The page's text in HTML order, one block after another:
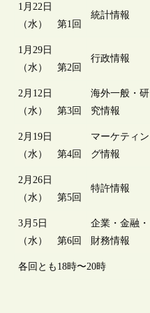
1月22日
（水） 第1回
統計情報
1月29日
（水） 第2回
行政情報
2月12日
（水） 第3回
海外一般・研
究情報
2月19日
（水） 第4回
マーケティン
グ情報
2月26日
（水） 第5回
特許情報
3月5日
（水） 第6回
企業・金融・
財務情報
各回とも18時〜20時